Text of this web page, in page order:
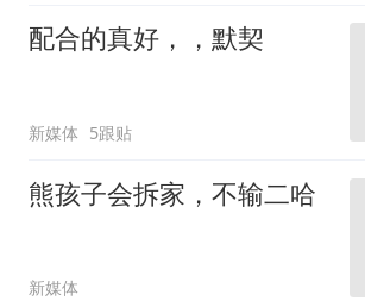
配合的真好，，默契
新媒体 5跟贴
熊孩子会拆家，不输二哈
新媒体